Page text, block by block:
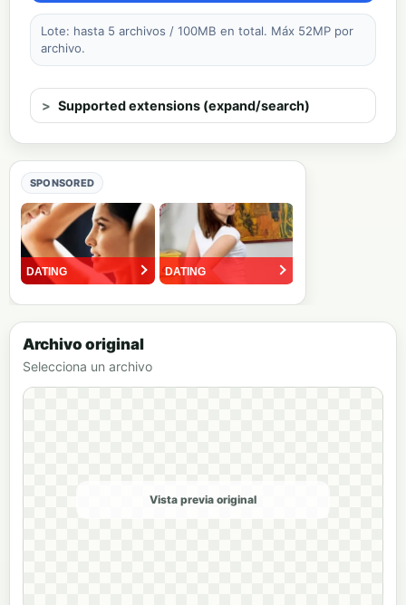
Lote: hasta 5 archivos / 100MB en total. Máx 52MP por
archivo.
Supported extensions (expand/search)
SPONSORED
Archivo original
Selecciona un archivo
Vista previa original